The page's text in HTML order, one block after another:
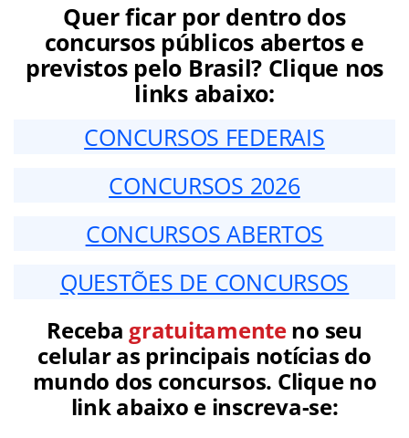
Quer ficar por dentro dos
concursos públicos abertos e
previstos pelo Brasil? Clique nos
links abaixo:
CONCURSOS FEDERAIS
CONCURSOS 2026
CONCURSOS ABERTOS
QUESTÕES DE CONCURSOS
Receba gratuitamenteno seu
celular as principais notícias do
mundo dos concursos. Clique no
link abaixo e inscreva-se: